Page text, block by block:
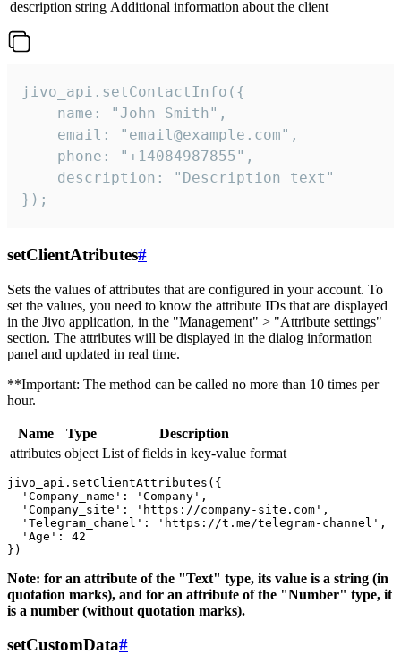
description string Additional information about the client
jivo_api.setContactInfo({
    name: "John Smith",
    email: "email@example.com",
    phone: "+14084987855",
    description: "Description text"
});
setClientAtributes#
Sets the values ​​of attributes that are configured in your account. To
set the values, you need to know the attribute IDs that are displayed
in the Jivo application, in the "Management" > "Attribute settings"
section. The attributes will be displayed in the dialog information
panel and updated in real time.
**Important: The method can be called no more than 10 times per
hour.
Name Type
Description
attributes object List of fields in key-value format
jivo_api.setClientAttributes({
  'Company_name': 'Company',
  'Company_site': 'https://company-site.com',
  'Telegram_chanel': 'https://t.me/telegram-channel',
  'Age': 42
Note: for an attribute of the "Text" type, its value is a string (in
quotation marks), and for an attribute of the "Number" type, it
is a number (without quotation marks).
setCustomData#